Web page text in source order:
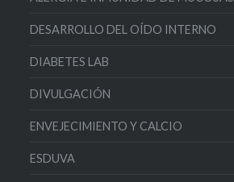
DESARROLLO DEL OÍDO INTERNO
DIABETES LAB
DIVULGACIÓN
ENVEJECIMIENTO Y CALCIO
ESDUVA